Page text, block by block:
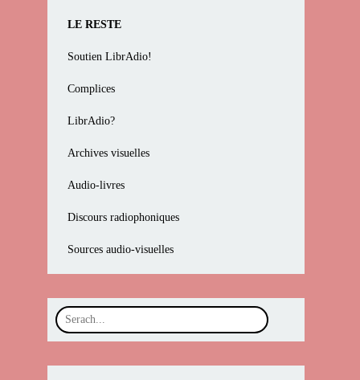
LE RESTE
Soutien LibrAdio!
Complices
LibrAdio?
Archives visuelles
Audio-livres
Discours radiophoniques
Sources audio-visuelles